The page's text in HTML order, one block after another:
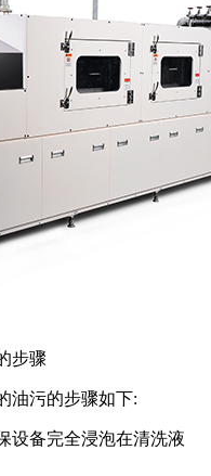
步骤
油污的步骤如下:
设备完全浸泡在清洗液